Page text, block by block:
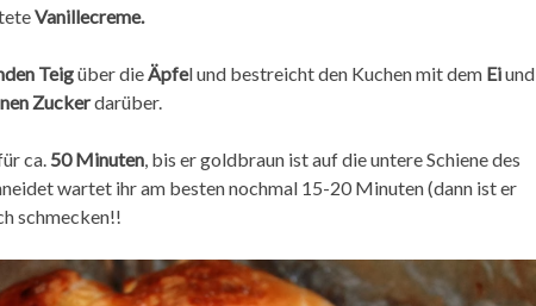
Vanillecreme.
Teigüber dieÄpfel und bestreicht den Kuchen mit dem Eiund
Zuckerdarüber.
ca. 50 Minuten, bis er goldbraun ist auf die untere Schiene des
wartet ihr am besten nochmal 15-20 Minuten (dann ist er
schmecken!!